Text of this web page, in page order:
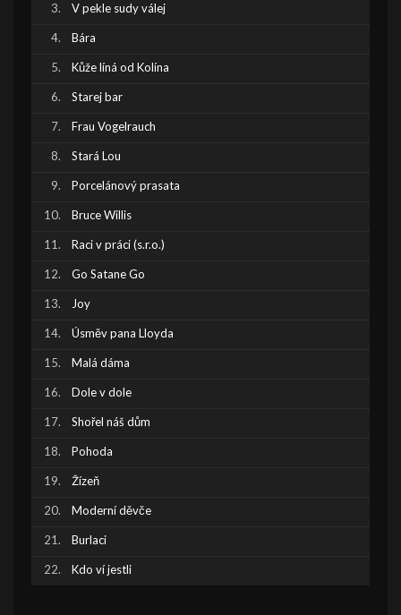
V pekle sudy válej
Bára
Kůže líná od Kolína
Starej bar
Frau Vogelrauch
Stará Lou
Porcelánový prasata
Bruce Willis
Raci v práci (s.r.o.)
Go Satane Go
Joy
Úsměv pana Lloyda
Malá dáma
Dole v dole
Shořel náš dům
Pohoda
Žízeň
Moderní děvče
Burlaci
Kdo ví jestli